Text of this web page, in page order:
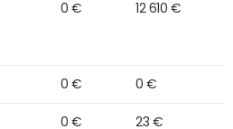
0 € 12 610 €
0 € 0 €
0 € 23 €